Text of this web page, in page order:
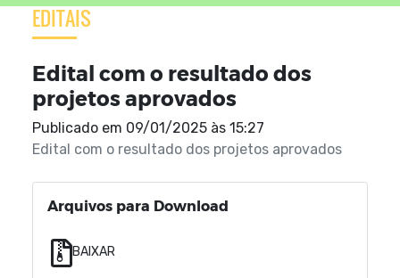
EDITAIS
Edital com o resultado dos
projetos aprovados
Publicado em 09/01/2025 às 15:27
Edital com o resultado dos projetos aprovados
Arquivos para Download
BAIXAR